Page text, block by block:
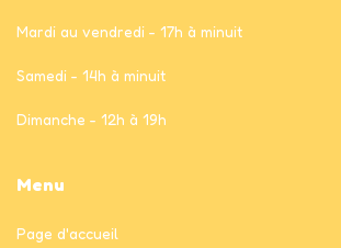
Mardi au vendredi - 17h à minuit
Samedi - 14h à minuit
Dimanche - 12h à 19h
Menu
Page d'accueil